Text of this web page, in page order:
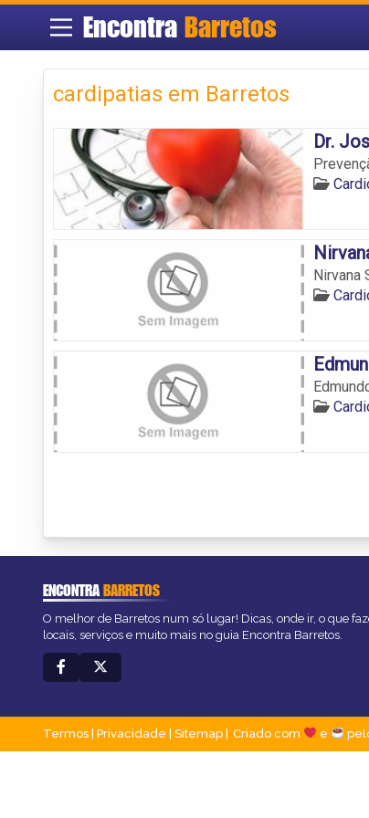
EncontraBarretos
cardipatias em Barretos
Dr.
Nirvana
ENCONTRABARRETOS
O melhor de Barretos num só lugar! Dicas, onde ir, o que
locais, serviços e muito mais no guia Encontra Barretos.
Termos Privacidade Sitemap Criado com e